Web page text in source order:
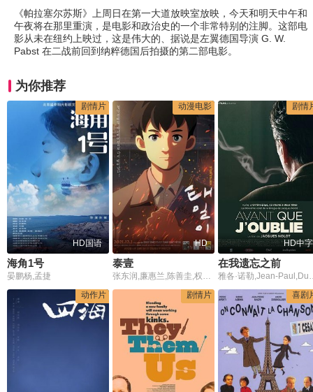
《帕拉塞尔苏斯》上周日在第一大道放映室放映，今天和明天中午和
午夜将在那里重演，是电影和政治史的一个非常特别的注脚。这部电
影从未在纽约上映过，这是伟大的、据说是左翼德国导演 G. W.
Pabst 在二战前回到纳粹德国后拍摄的第二部电影。
为你推荐
剧情片
HD国语
海角1号
晏鹏杨,孟捷
动漫电影
HD
泰壹
张东润,廉惠兰,陈善圭,权海骁
剧情
HD中字
在我遗忘之前
雅各·诺勒
动作片
剧情片 喜剧